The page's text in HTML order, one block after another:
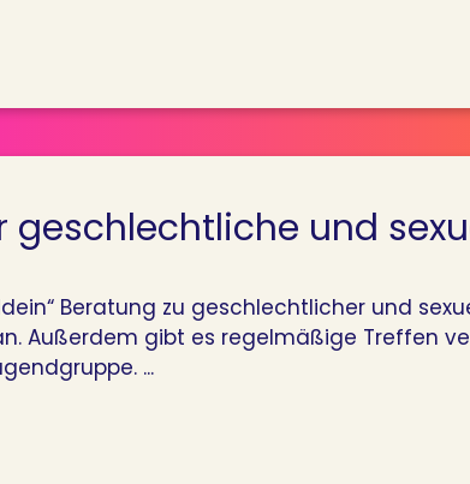
und
Beratung zu geschlechtlicher und
Außerdem gibt es regelmäßige Treffen
...